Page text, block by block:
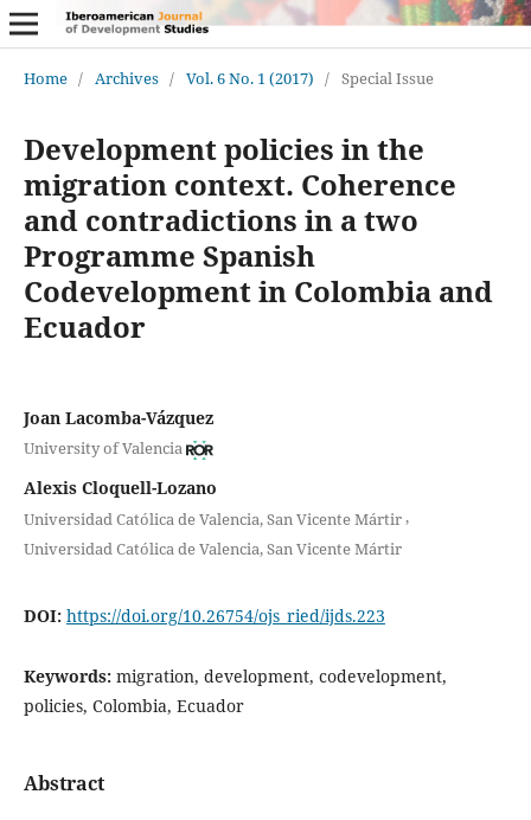
Home / Archives / Vol. 6 No. 1 (2017) / Special Issue
Development policies in the
migration context. Coherence
and contradictions in a two
Programme Spanish
Codevelopment in Colombia and
Ecuador
Joan Lacomba-Vázquez
University of Valencia
Alexis Cloquell-Lozano
Universidad Católica de Valencia, San Vicente Mártir,
Universidad Católica de Valencia, San Vicente Mártir
DOI: https://doi.org/10.26754/ojs_ried/ijds.223
Keywords: migration, development, codevelopment,
policies, Colombia, Ecuador
Abstract